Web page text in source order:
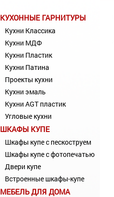
КУХОННЫЕ ГАРНИТУРЫ
Кухни Классика
Кухни МДФ
Кухни Пластик
Кухни Патина
Проекты кухни
Кухни эмаль
Кухни AGT пластик
Угловые кухни
ШКАФЫ КУПЕ
Шкафы купе с пескоструем
Шкафы купе с фотопечатью
Двери купе
Встроенные шкафы-купе
МЕБЕЛЬ ДЛЯ ДОМА